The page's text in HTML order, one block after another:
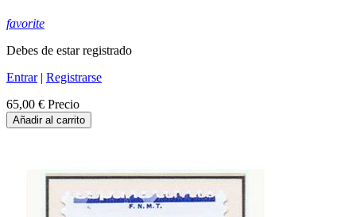
favorite
Debes de estar registrado
Entrar| Registrarse
65,00 € Precio
Añadir al carrito